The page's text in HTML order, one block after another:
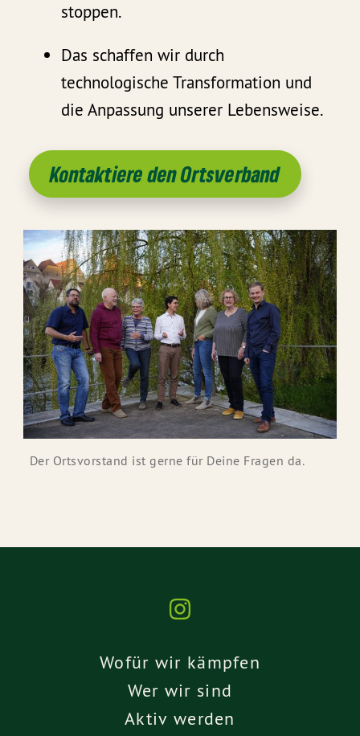
stoppen.
Das schaffen wir durch
technologische Transformation und
die Anpassung unserer Lebensweise.
Kontaktiere den Ortsverband
Der Ortsvorstand ist gerne für Deine Fragen da.
Wofür wir kämpfen
Wer wir sind
Aktiv werden